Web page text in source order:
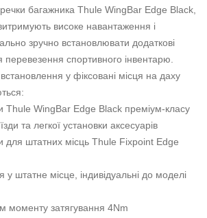
багажника Thule WingBar Edge Black,
високе навантаження і
зручно встановлювати додаткові
спортивного інвентарю.
у фіксовані місця на даху
Thule WingBar Edge Black преміум-класу
та легкої установки аксесуарів
для штатних місць Thule Fixpoint Edge
у штатне місце, індивідуальні до моделі
моменту затягування 4Nm